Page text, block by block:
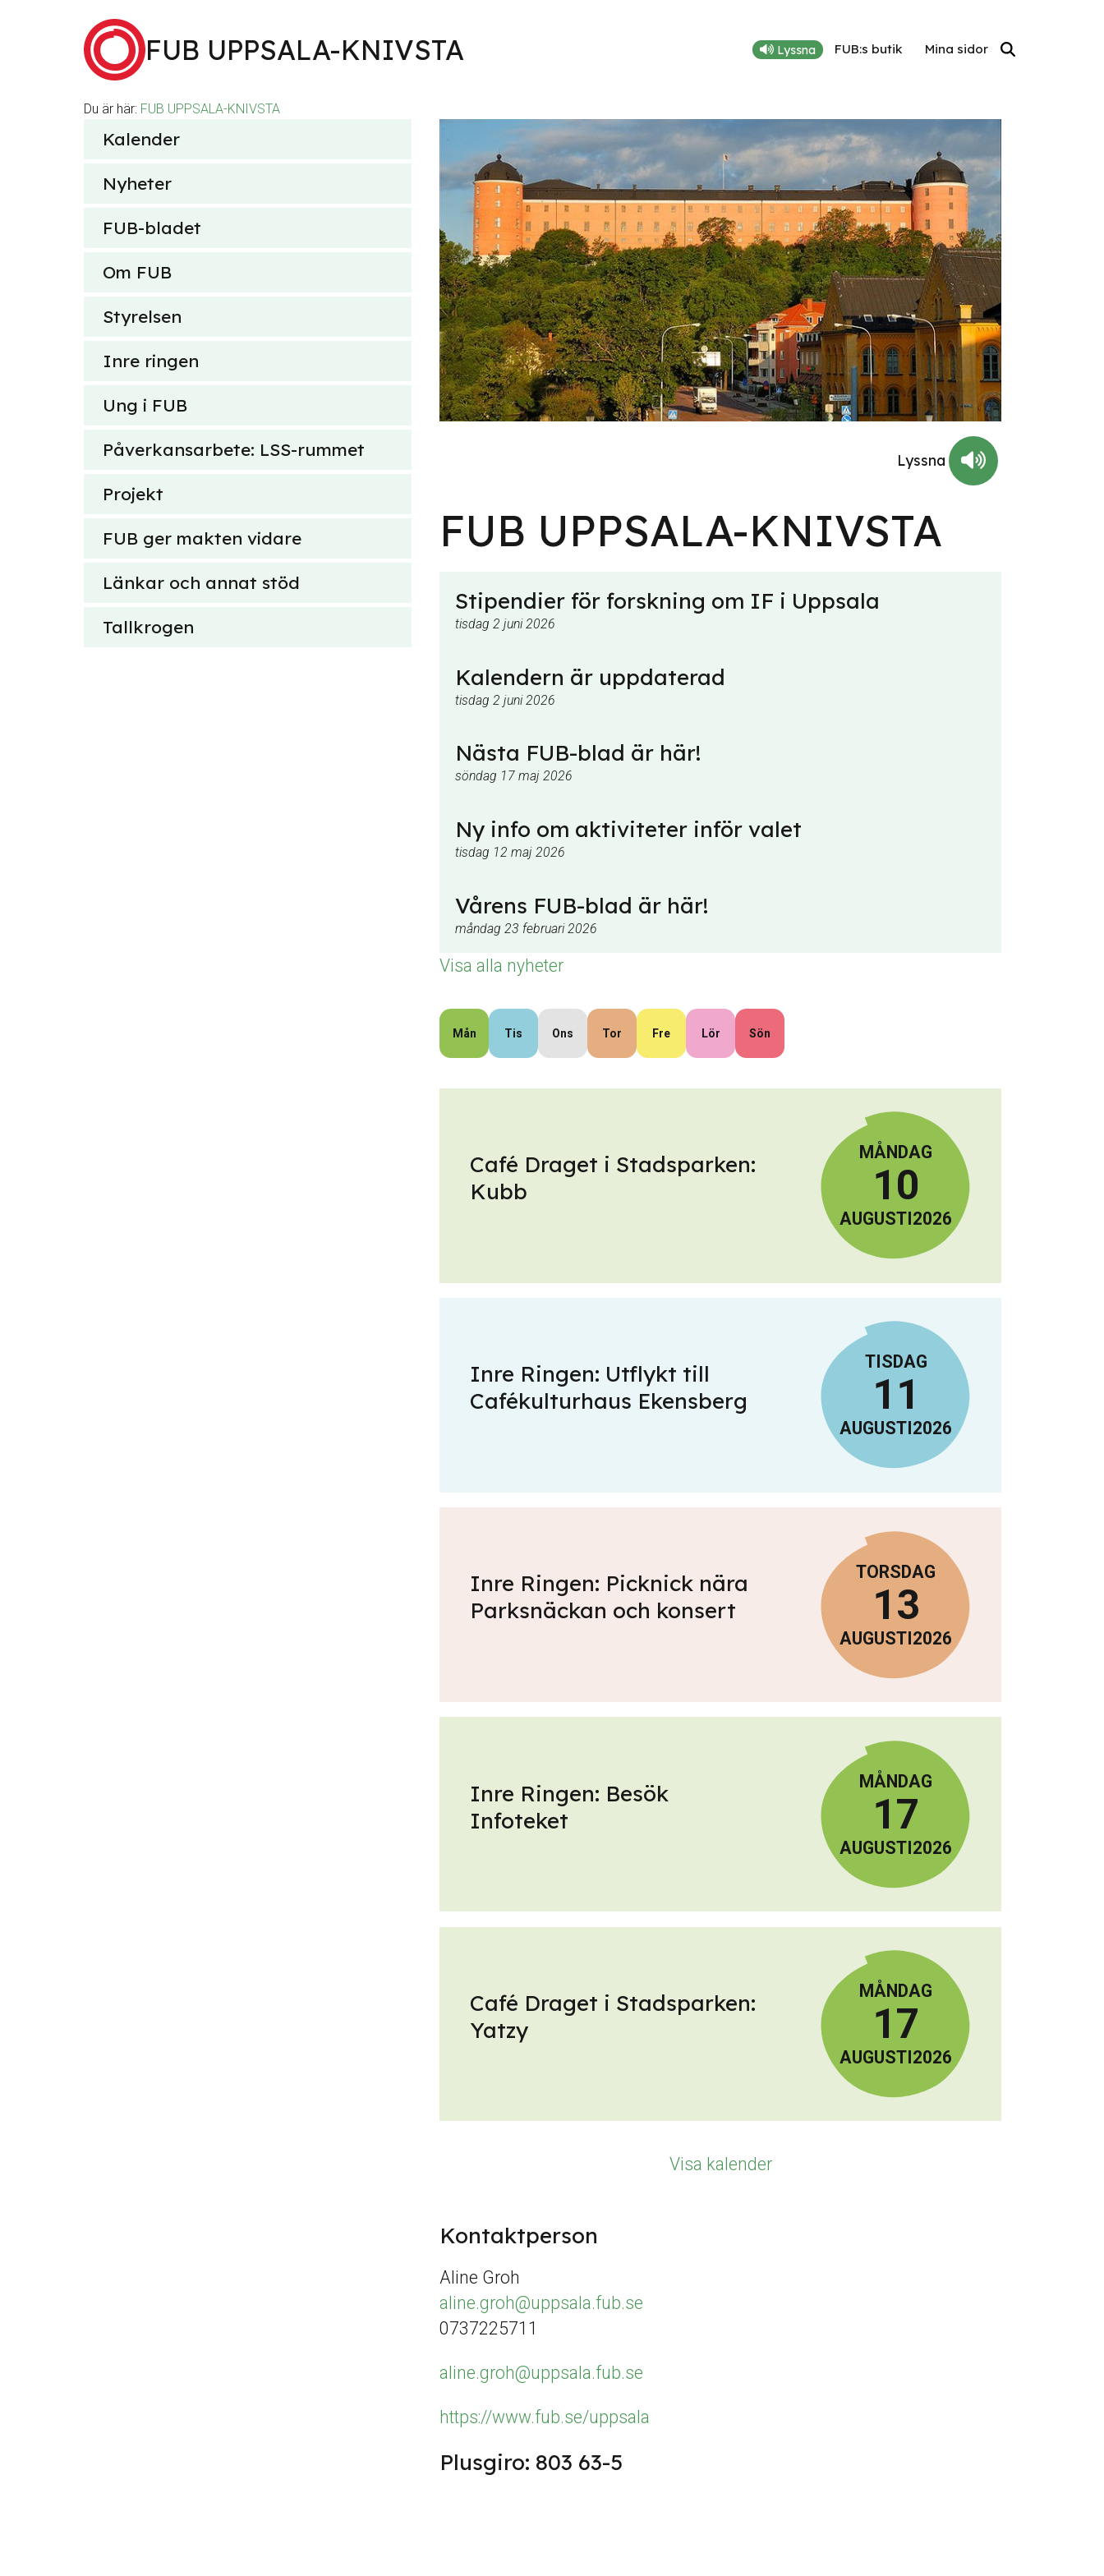
FUB UPPSALA-KNIVSTA Lyssna FUB:s butik Mina sidor
efter
Du är här: FUB UPPSALA-KNIVSTA
Kalender
Nyheter
FUB-bladet
Om FUB
Styrelsen
Inre ringen
Ung i FUB
Påverkansarbete: LSS-rummet
Projekt
FUB ger makten vidare
Länkar och annat stöd
Tallkrogen
FUB UPPSALA-KNIVSTA
Stipendier för forskning om IF i Uppsala
tisdag 2 juni 2026
Kalendern är uppdaterad
tisdag 2 juni 2026
Nästa FUB-blad är här!
söndag 17 maj 2026
Ny info om aktiviteter inför valet
tisdag 12 maj 2026
Vårens FUB-blad är här!
måndag 23 februari 2026
Visa alla nyheter
Mån Tis Ons Tor Fre Lör Sön
Café Draget i Stadsparken:
Kubb
MÅNDAG
10
AUGUSTI2026
Inre Ringen: Utflykt till
Cafékulturhaus Ekensberg
TISDAG
11
AUGUSTI 2026
Inre Ringen: Picknick nära
Parksnäckan och konsert
TORSDAG
13
AUGUSTI2026
Inre Ringen: Besök
Infoteket
MÅNDAG
17
AUGUSTI2026
Café Draget i Stadsparken:
Yatzy
MÅNDAG
17
AUGUSTI2026
Visa kalender
Kontaktperson
Aline Groh
aline.groh@uppsala.fub.se
0737225711
aline.groh@uppsala.fub.se
https://www.fub.se/uppsala
Plusgiro: 803 63-5